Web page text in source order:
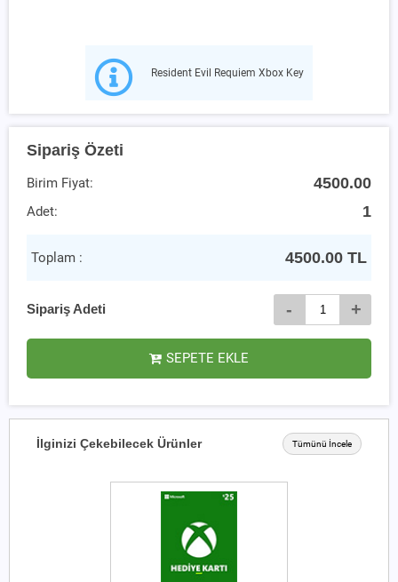
Resident Evil Requiem Xbox Key
Sipariş Özeti
Birim Fiyat: 4500.00
Adet: 1
Toplam : 4500.00 TL
Sipariş Adeti - +
SEPETE EKLE
İlginizi Çekebilecek Ürünler Tümünü İncele